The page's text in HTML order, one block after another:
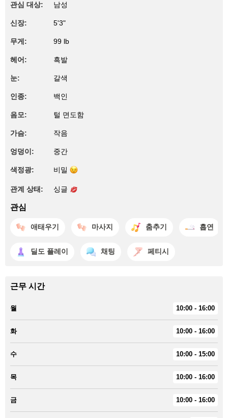
관심 대상: 남성
신장: 5'3"
무게: 99 lb
헤어: 흑발
눈: 갈색
인종: 백인
음모: 털 면도함
가슴: 작음
엉덩이: 중간
색정광: 비밀
관계 상태: 싱글
관심
애태우기 마사지 춤추기 흡연
딜도 플레이 채팅 페티시
근무 시간
월 10:00 - 16:00
화 10:00 - 16:00
수 10:00 - 15:00
목 10:00 - 16:00
금 10:00 - 16:00